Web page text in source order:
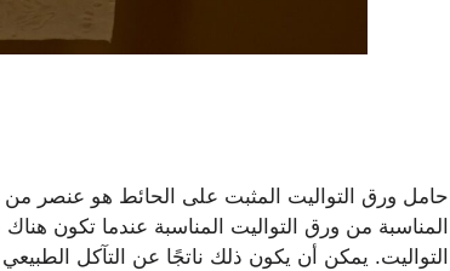
حامل ورق التواليت المثبت على الحائط هو عنصر من
المناسبة من ورق التواليت المناسبة عندما تكون
التواليت. يمكن أن يكون ذلك ناتجًا عن التآكل